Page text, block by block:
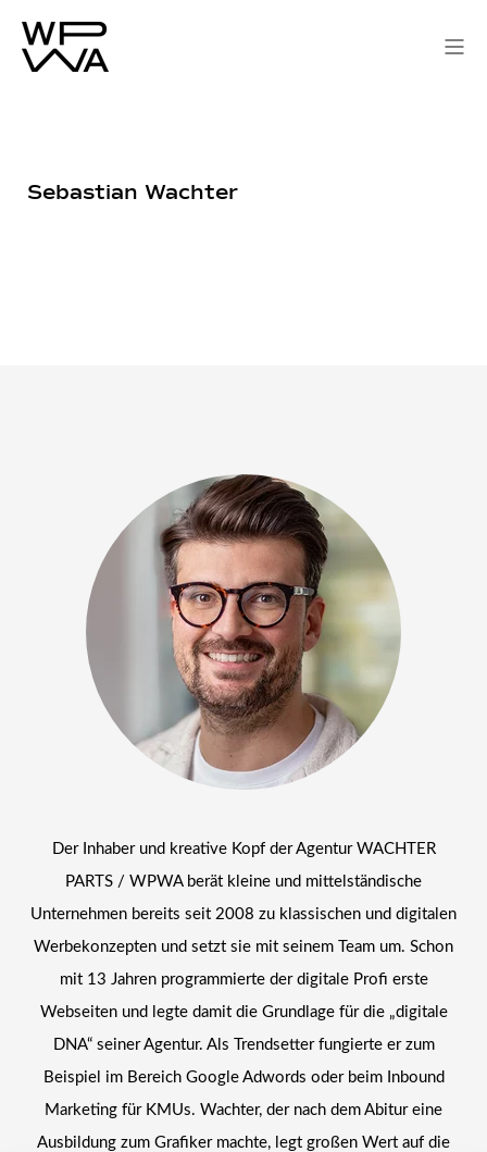
Sebastian Wachter
Der Inhaber und kreative Kopf der Agentur WACHTER
PARTS / WPWA berät kleine und mittelständische
Unternehmen bereits seit 2008 zu klassischen und digitalen
Werbekonzepten und setzt sie mit seinem Team um. Schon
mit 13 Jahren programmierte der digitale Profi erste
Webseiten und legte damit die Grundlage für die „digitale
DNA“ seiner Agentur. Als Trendsetter fungierte er zum
Beispiel im Bereich Google Adwords oder beim Inbound
Marketing für KMUs. Wachter, der nach dem Abitur eine
Ausbildung zum Grafiker machte, legt großen Wert auf die